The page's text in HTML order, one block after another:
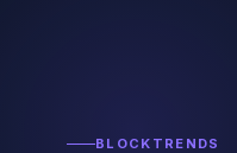
BLOCKTRENDS